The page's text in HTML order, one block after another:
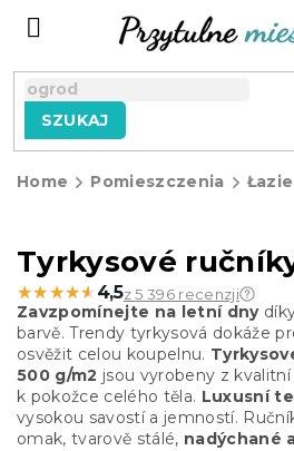
SZUKAJ
Home Pomieszczenia
Tyrkysové
★★★★★
★★★★★ 4,5z 5 396 recenzji
Zavzpomínejte na letní dny
barvě. Trendy tyrkysová dokáže
osvěžit celou koupelnu.
500 g/m2 jsou vyrobeny z
k pokožce celého těla. Luxusní
vysokou savostí a jemností.
omak, tvarově stálé, nadýchané